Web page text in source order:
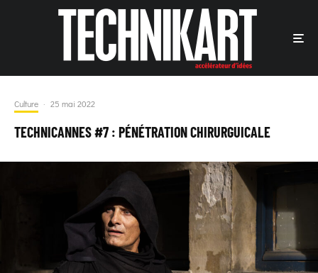
Culture · 25 mai 2022
TECHNICANNES #7 : PÉNÉTRATION CHIRURGUICALE